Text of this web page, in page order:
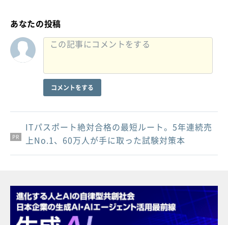
あなたの投稿
コメントをする
PR
PR
PR
ITパスポート絶対合格の最短ルート。5年連続売
上No.1、60万人が手に取った試験対策本